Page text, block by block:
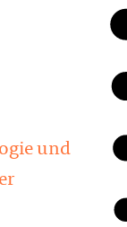
und